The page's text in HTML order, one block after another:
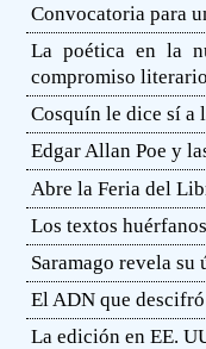
Convocatoria para
La poética en la
compromiso literario
Cosquín le dice sí a
Edgar Allan Poe y
Abre la Feria del
Los textos
Saramago revela
El ADN que
La edición en EE.